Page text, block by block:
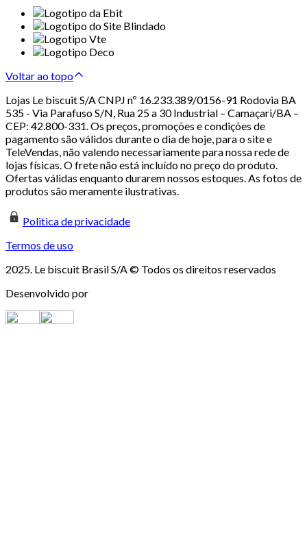
Voltar ao topo
Lojas Le biscuit S/A CNPJ nº 16.233.389/0156-91 Rodovia BA
535 - Via Parafuso S/N, Rua 25 a 30 Industrial – Camaçari/BA –
CEP: 42.800-331. Os preços, promoções e condições de
pagamento são válidos durante o dia de hoje, para o site e
TeleVendas, não valendo necessariamente para nossa rede de
lojas físicas. O frete não está incluído no preço do produto.
Ofertas válidas enquanto durarem nossos estoques. As fotos de
produtos são meramente ilustrativas.
Politica de privacidade
Termos de uso
2025. Le biscuit Brasil S/A © Todos os direitos reservados
Desenvolvido por